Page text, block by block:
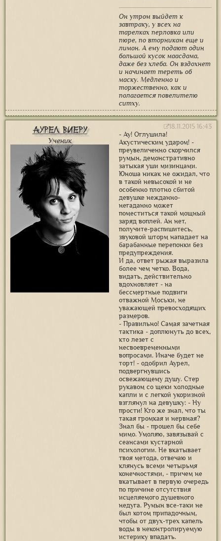
Он утром выйдет к
завтраку, у всех на
тарелках перловка или
пюре, по вторникам еще и
лимон. А ему подают один
большой кусок маасдама,
даже без хлеба. Он вздохнет
и начинает тереть об
маску. Медленно и
торжественно, как и
полагается повелителю
ситху.
Аурел Виеру
Ученик
18.11.2015 16:43
- Ау! Оглушила!
Акустическим ударом! -
преувеличенно скорчился
румын, демонстративно
затыкая уши мизинцами.
Юноша никак не ожидал, что
в такой невысокой и не
особенно плотно сбитой
девушке нежданно-
негаданно может
поместиться такой мощный
заряд воплей. Ан нет,
получите-распишитесь,
звуковой шторм нападает на
барабанные перепонки без
предупреждения.
И да, ответ рыжая выразила
более чем четко. Вода,
видать, действительно
вдохновляет - на
бессмертные подвиги
отважной Моськи, не
уважающей превосходящих
размеров.
- Правильно! Самая зачетная
тактика - доплюнуть до всех,
кто лезет с
несвоевременными
вопросами. Иначе будет не
торт! - одобрил Аурел,
подвергнувшись
освежающему душу. Стер
рукавом со щеки холодные
капли и с легкой укоризной
взглянул на девушку: - Ну
прости! Кто же знал, что ты
такая громкая и нервная?
Знал бы - прошел бы себе
мимо. Умоляю, завязывай с
сеансами кустарной
психологии. Не вкатывает
твоя метода, отвечаю и
клянусь всеми четырьмя
конечностями, - причем не
вкатывает в первую очередь
по причине отсутствия
исцеляемого душевного
недуга. Румын все-таки не
был котом припадочным,
чтобы от двух-трех капель
воды в неконтролируемую
истерику впадать.